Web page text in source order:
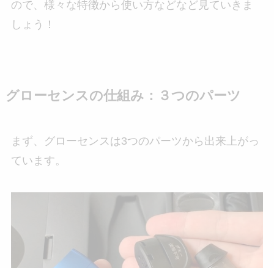
ので、様々な特徴から使い方などなど見ていきま
しょう！
グローセンスの仕組み：３つのパーツ
まず、グローセンスは3つのパーツから出来上がっ
ています。